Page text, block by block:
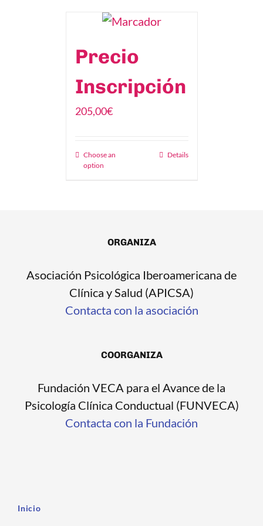
Precio
Inscripción
205,00€
Choose an
option
Details
ORGANIZA
Asociación Psicológica Iberoamericana de
Clínica y Salud (APICSA)
Contacta con la asociación
COORGANIZA
Fundación VECA para el Avance de la
Psicología Clínica Conductual (FUNVECA)
Contacta con la Fundación
Inicio